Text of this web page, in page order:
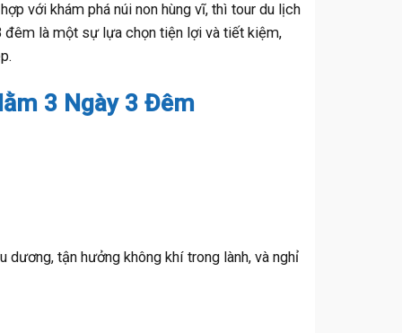
với khám phá núi non hùng vĩ, thì tour du lịch
đêm là một sự lựa chọn tiện lợi và tiết kiệm,
3 Ngày 3 Đêm
tận hưởng không khí trong lành, và nghỉ